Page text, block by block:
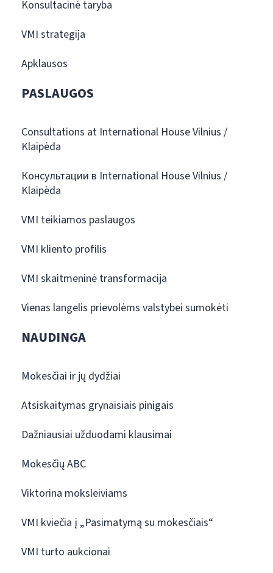
Konsultacinė taryba
VMI strategija
Apklausos
PASLAUGOS
Consultations at International House Vilnius /
Klaipėda
Консультации в International House Vilnius /
Klaipėda
VMI teikiamos paslaugos
VMI kliento profilis
VMI skaitmeninė transformacija
Vienas langelis prievolėms valstybei sumokėti
NAUDINGA
Mokesčiai ir jų dydžiai
Atsiskaitymas grynaisiais pinigais
Dažniausiai užduodami klausimai
Mokesčių ABC
Viktorina moksleiviams
VMI kviečia į „Pasimatymą su mokesčiais“
VMI turto aukcionai